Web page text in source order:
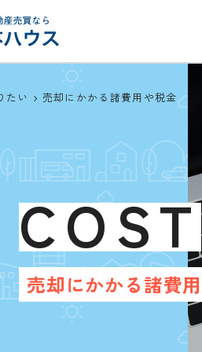
たい 売却にかかる諸費用や税金
COST
売却にかかる諸費